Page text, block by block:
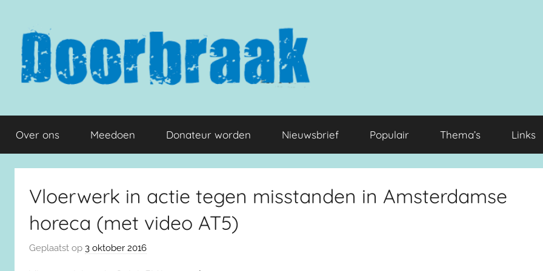
inhoud
springen
Doorbraak.eu
Over ons Meedoen Donateur worden Nieuwsbrief Populair Thema’s Links
Vloerwerk in actie tegen misstanden in Amsterdamse
horeca (met video AT5)
Geplaatst op 3 oktober 2016